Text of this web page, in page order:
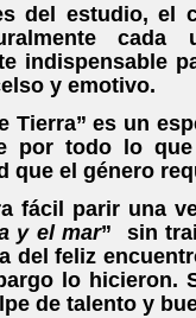
del estudio, el
indispensable
y emotivo.
es un
por todo lo
que el género
parir una
y el mar” sin
del feliz
lo hicieron.
de talento y